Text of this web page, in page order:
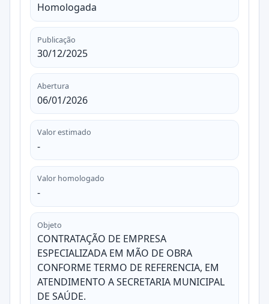
Homologada
Publicação
30/12/2025
Abertura
06/01/2026
Valor estimado
-
Valor homologado
-
Objeto
CONTRATAÇÃO DE EMPRESA
ESPECIALIZADA EM MÃO DE OBRA
CONFORME TERMO DE REFERENCIA, EM
ATENDIMENTO A SECRETARIA MUNICIPAL
DE SAÚDE.